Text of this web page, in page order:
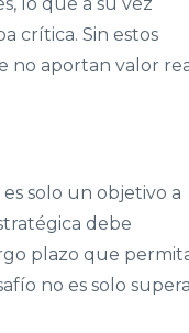
crítica. Sin estos
no aportan valor
solo un objetivo a
debe
plazo que
no es solo